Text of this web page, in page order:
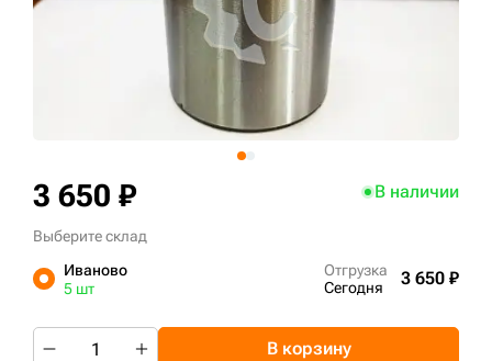
3 650 ₽ В наличии
Выберите склад
Иваново
5 шт
Отгрузка
Сегодня
3 650 ₽
В корзину
sksale@skdst.ru
+7 (499) 394-50-93